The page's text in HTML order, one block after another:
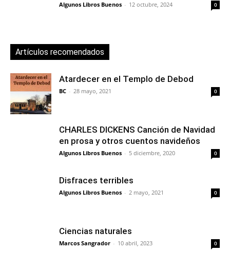
Algunos Libros Buenos - 12 octubre, 2024 0
Artículos recomendados
Atardecer en el Templo de Debod
BC - 28 mayo, 2021 0
CHARLES DICKENS Canción de Navidad
en prosa y otros cuentos navideños
Algunos Libros Buenos - 5 diciembre, 2020 0
Disfraces terribles
Algunos Libros Buenos - 2 mayo, 2021 0
Ciencias naturales
Marcos Sangrador - 10 abril, 2023 0